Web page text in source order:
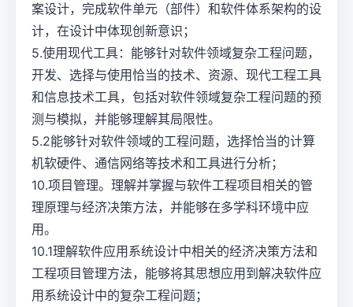
案设计，完成软件单元（部件）和软件体系架构的设
计，在设计中体现创新意识；
5.使用现代工具：能够针对软件领域复杂工程问题，
开发、选择与使用恰当的技术、资源、现代工程工具
和信息技术工具，包括对软件领域复杂工程问题的预
测与模拟，并能够理解其局限性。
5.2能够针对软件领域的工程问题，选择恰当的计算
机软硬件、通信网络等技术和工具进行分析；
10.项目管理。理解并掌握与软件工程项目相关的管
理原理与经济决策方法，并能够在多学科环境中应
用。
10.1理解软件应用系统设计中相关的经济决策方法和
工程项目管理方法，能够将其思想应用到解决软件应
用系统设计中的复杂工程问题；